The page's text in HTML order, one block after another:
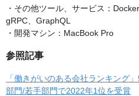
・その他ツール、サービス：
gRPC、GraphQL
・開発マシン：MacBook Pro
参照記事
「働きがいのある会社ランキング
部門/若手部門で2022年1位を受賞